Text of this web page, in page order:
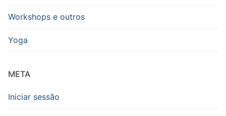
Workshops e outros
Yoga
META
Iniciar sessão